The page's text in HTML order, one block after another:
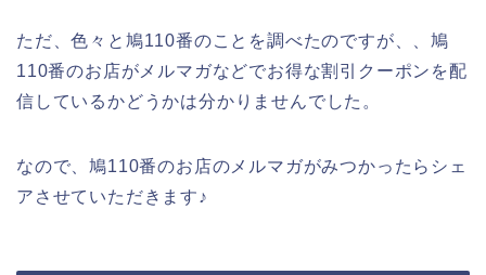
ただ、色々と鳩110番のことを調べたのですが、、鳩
110番のお店がメルマガなどでお得な割引クーポンを配
信しているかどうかは分かりませんでした。
なので、鳩110番のお店のメルマガがみつかったらシェ
アさせていただきます♪